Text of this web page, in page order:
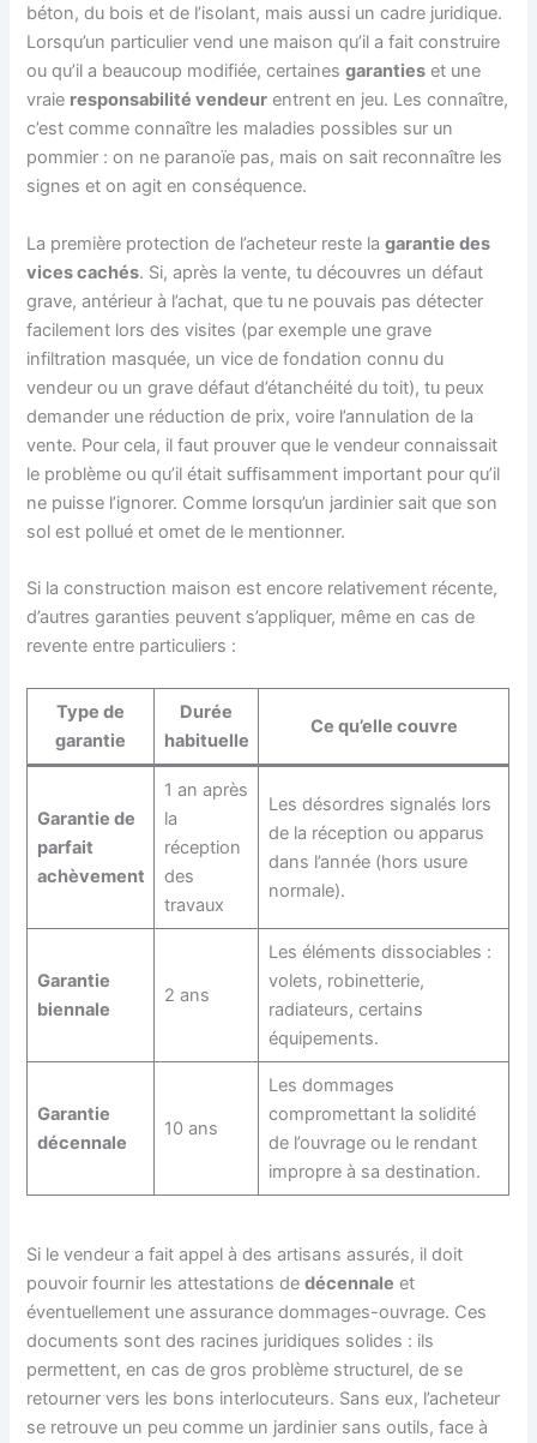
béton, du bois et de l’isolant, mais aussi un cadre juridique.
Lorsqu’un particulier vend une maison qu’il a fait construire
ou qu’il a beaucoup modifiée, certainesgaranties et une
vraie responsabilité vendeur entrent en jeu. Les connaître,
c’est comme connaître les maladies possibles sur un
pommier : on ne paranoïe pas, mais on sait reconnaître les
signes et on agit en conséquence.
La première protection de l’acheteur reste lagarantie des
vices cachés. Si, après la vente, tu découvres un défaut
grave, antérieur à l’achat, que tu ne pouvais pas détecter
facilement lors des visites (par exemple une grave
infiltration masquée, un vice de fondation connu du
vendeur ou un grave défaut d’étanchéité du toit), tu peux
demander une réduction de prix, voire l’annulation de la
vente. Pour cela, il faut prouver que le vendeur connaissait
le problème ou qu’il était suffisamment important pour qu’il
ne puisse l’ignorer. Comme lorsqu’un jardinier sait que son
sol est pollué et omet de le mentionner.
Si la construction maison est encore relativement récente,
d’autres garanties peuvent s’appliquer, même en cas de
revente entre particuliers :
Type de
garantie
Durée
habituelle
Ce qu’elle couvre
Garantie de
parfait
achèvement
1 an après
la
réception
des
travaux
Les désordres signalés lors
de la réception ou apparus
dans l’année (hors usure
normale).
Garantie
biennale
2 ans
Les éléments dissociables :
volets, robinetterie,
radiateurs, certains
équipements.
Garantie
décennale
10 ans
Les dommages
compromettant la solidité
de l’ouvrage ou le rendant
impropre à sa destination.
Si le vendeur a fait appel à des artisans assurés, il doit
pouvoir fournir les attestations dedécennale et
éventuellement une assurance dommages-ouvrage. Ces
documents sont des racines juridiques solides : ils
permettent, en cas de gros problème structurel, de se
retourner vers les bons interlocuteurs. Sans eux, l’acheteur
se retrouve un peu comme un jardinier sans outils, face à